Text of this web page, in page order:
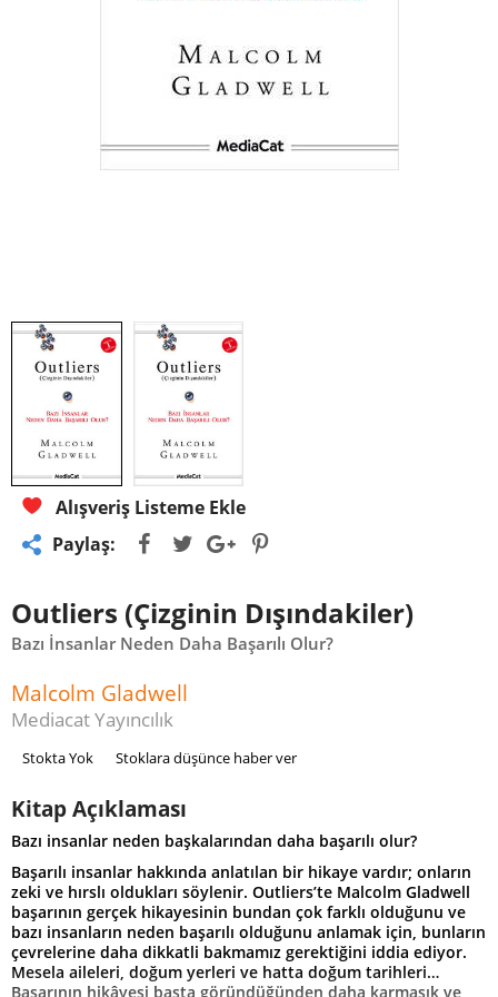
Alışveriş Listeme Ekle
Paylaş:
Outliers (Çizginin Dışındakiler)
Bazı İnsanlar Neden Daha Başarılı Olur?
Malcolm Gladwell
Mediacat Yayıncılık
Stokta Yok Stoklara düşünce haber ver
Kitap Açıklaması
Bazı insanlar neden başkalarından daha başarılı olur?
Başarılı insanlar hakkında anlatılan bir hikaye vardır; onların
zeki ve hırslı oldukları söylenir. Outliers’te Malcolm Gladwell
başarının gerçek hikayesinin bundan çok farklı olduğunu ve
bazı insanların neden başarılı olduğunu anlamak için, bunların
çevrelerine daha dikkatli bakmamız gerektiğini iddia ediyor.
Mesela aileleri, doğum yerleri ve hatta doğum tarihleri…
Başarının hikâyesi başta göründüğünden daha karmaşık ve